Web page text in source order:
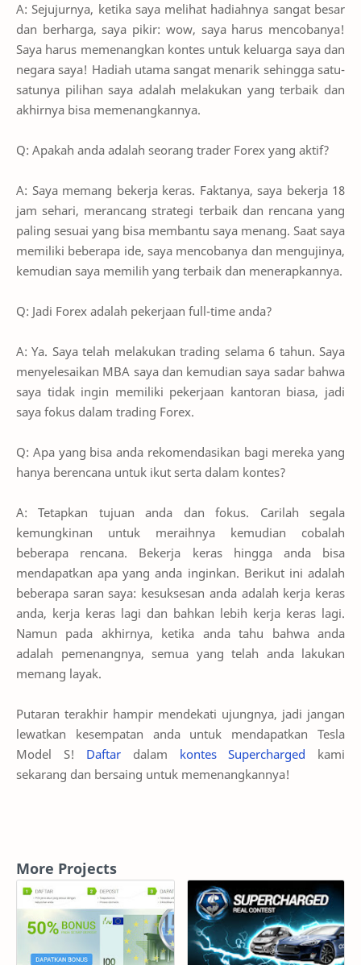
A: Sejujurnya, ketika saya melihat hadiahnya sangat besar
dan berharga, saya pikir: wow, saya harus mencobanya!
Saya harus memenangkan kontes untuk keluarga saya dan
negara saya! Hadiah utama sangat menarik sehingga satu-
satunya pilihan saya adalah melakukan yang terbaik dan
akhirnya bisa memenangkannya.
Q: Apakah anda adalah seorang trader Forex yang aktif?
A: Saya memang bekerja keras. Faktanya, saya bekerja 18
jam sehari, merancang strategi terbaik dan rencana yang
paling sesuai yang bisa membantu saya menang. Saat saya
memiliki beberapa ide, saya mencobanya dan mengujinya,
kemudian saya memilih yang terbaik dan menerapkannya.
Q: Jadi Forex adalah pekerjaan full-time anda?
A: Ya. Saya telah melakukan trading selama 6 tahun. Saya
menyelesaikan MBA saya dan kemudian saya sadar bahwa
saya tidak ingin memiliki pekerjaan kantoran biasa, jadi
saya fokus dalam trading Forex.
Q: Apa yang bisa anda rekomendasikan bagi mereka yang
hanya berencana untuk ikut serta dalam kontes?
A: Tetapkan tujuan anda dan fokus. Carilah segala
kemungkinan untuk meraihnya kemudian cobalah
beberapa rencana. Bekerja keras hingga anda bisa
mendapatkan apa yang anda inginkan. Berikut ini adalah
beberapa saran saya: kesuksesan anda adalah kerja keras
anda, kerja keras lagi dan bahkan lebih kerja keras lagi.
Namun pada akhirnya, ketika anda tahu bahwa anda
adalah pemenangnya, semua yang telah anda lakukan
memang layak.
Putaran terakhir hampir mendekati ujungnya, jadi jangan
lewatkan kesempatan anda untuk mendapatkan Tesla
Model S! Daftar dalam kontes Supercharged kami
sekarang dan bersaing untuk memenangkannya!
More Projects